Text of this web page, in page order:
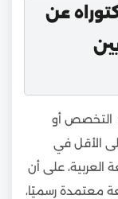
عن
التخصص أو
الأقل في
العربية، على أن
معتمدة رسميًا،